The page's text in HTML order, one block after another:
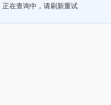
正在查询中，请刷新重试